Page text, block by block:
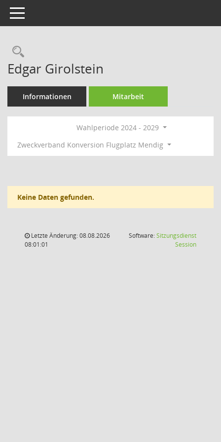
Toggle navigation
Rechercheauswahl
Edgar Girolstein
Informationen Mitarbeit
Wahlperiode 2024 - 2029
Zweckverband Konversion Flugplatz Mendig
Keine Daten gefunden.
Letzte Änderung: 08.08.2026
08:01:01
Software:Sitzungsdienst
Session(Wird in